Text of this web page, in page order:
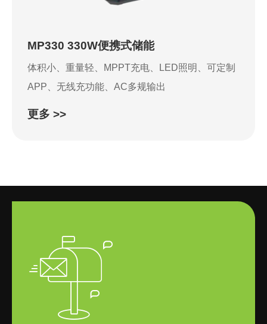
MP330 330W便携式储能
体积小、重量轻、MPPT充电、LED照明、可定制
APP、无线充功能、AC多规输出
更多 >>